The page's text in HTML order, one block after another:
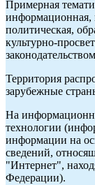
Примерная
информационная,
политическая,
культурно-
Территория
зарубежные
На
технологии
информации на
сведений,
"Интернет",
Федерации).